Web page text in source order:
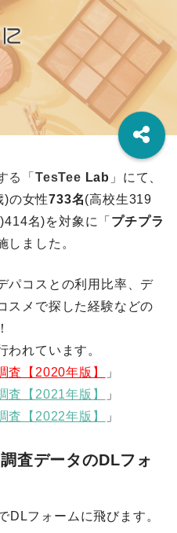
る「 TesTee Lab 」にて、
)の女性733名(高校生319
名)を対象に「 プチプラ
しました。
パコスとの利用比率、デ
スメで探した経験などの
われています。
査【2020年版】
」
査【2021年版】
」
査【2022年版】 」
査データのDLフォ
DLフォームに飛びます。